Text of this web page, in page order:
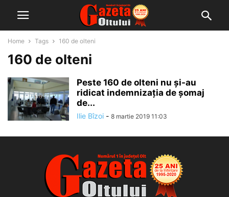
Home Tags 160 de olteni
160 de olteni
Peste 160 de olteni nu şi-au
ridicat indemnizaţia de şomaj
de...
Ilie Bîzoi - 8 martie 2019 11:03